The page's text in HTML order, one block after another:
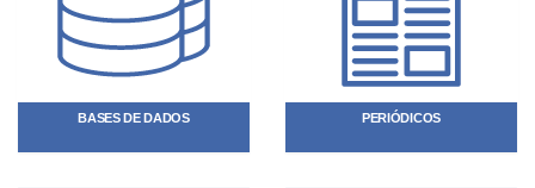
BASES DE DADOS PERIÓDICOS